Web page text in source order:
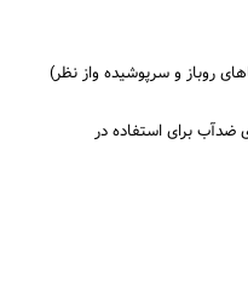
برای استفاده در